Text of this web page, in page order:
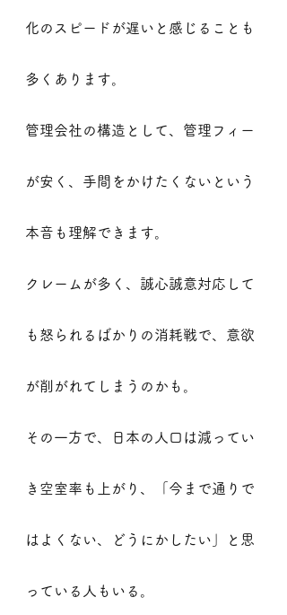
化のスピードが遅いと感じることも
多くあります。
管理会社の構造として、管理フィー
が安く、手間をかけたくないという
本音も理解できます。
クレームが多く、誠心誠意対応して
も怒られるばかりの消耗戦で、意欲
が削がれてしまうのかも。
その一方で、日本の人口は減ってい
き空室率も上がり、「今まで通りで
はよくない、どうにかしたい」と思
っている人もいる。